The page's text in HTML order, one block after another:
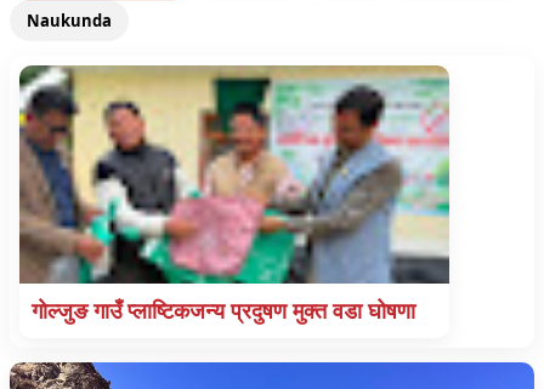
Naukunda
गाेल्जुङ गाउँ प्लाष्टिकजन्य प्रदुषण मुक्त वडा घोषणा